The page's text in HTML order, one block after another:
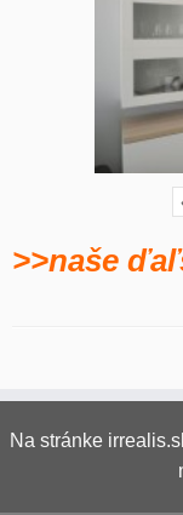
>>naše
Na stránke